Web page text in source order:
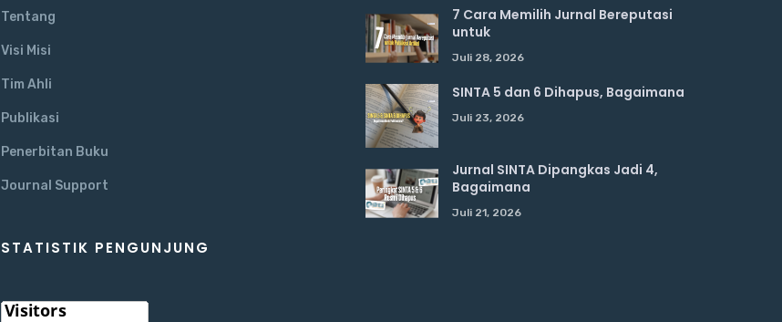
Tentang
Visi Misi
Tim Ahli
Publikasi
Penerbitan Buku
Journal Support
STATISTIK PENGUNJUNG
7 Cara Memilih Jurnal Bereputasi
untuk
Juli 28, 2026
SINTA 5 dan 6 Dihapus, Bagaimana
Juli 23, 2026
Jurnal SINTA Dipangkas Jadi 4,
Bagaimana
Juli 21, 2026